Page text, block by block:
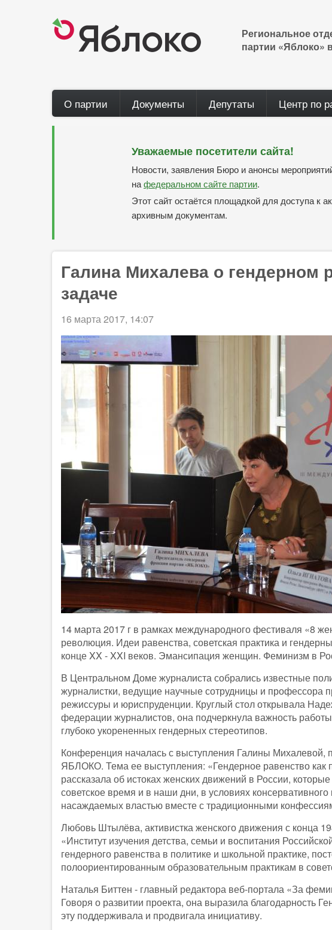
Региональное
партии «Яблоко»
Main
navigation
О партии Документы Депутаты Центр по
Уважаемые посетители сайта!
Новости, заявления Бюро и анонсы
нафедеральном сайте партии.
Этот сайт остаётся площадкой для доступа к
архивным документам.
Галина Михалева о гендерном
задаче
16 марта 2017, 14:07
14 марта 2017 г в рамках международного фестиваля
революция. Идеи равенства, советская практика и
конце XX - XXI веков. Эмансипация женщин. Феминизм в
В Центральном Доме журналиста собрались известные
журналистки, ведущие научные сотрудницы и
режиссуры и юриспруденции. Круглый стол открывала
федерации журналистов, она подчеркнула важность
глубоко укорененных гендерных стереотипов.
Конференция началась с выступления Галины Михалевой,
ЯБЛОКО. Тема ее выступления: «Гендерное равенство как
рассказала об истоках женских движений в России,
советское время и в наши дни, в условиях
насаждаемых властью вместе с традиционными
Любовь Штылёва, активистка женского движения с конца
«Институт изучения детства, семьи и воспитания
гендерного равенства в политике и школьной практике,
полоориентированным образовательным практикам в
Наталья Биттен - главный редактора веб-портала «За
Говоря о развитии проекта, она выразила благодарность
эту поддерживала и продвигала инициативу.